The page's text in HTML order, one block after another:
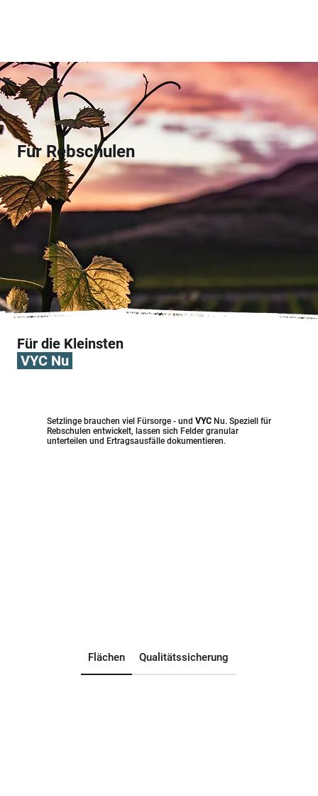
Für Rebschulen
Für die Kleinsten
VYC Nu
Setzlinge brauchen viel Fürsorge - und VYC Nu. Speziell für
Rebschulen entwickelt, lassen sich Felder granular
unterteilen und Ertragsausfälle dokumentieren.
Flächen Qualitätssicherung